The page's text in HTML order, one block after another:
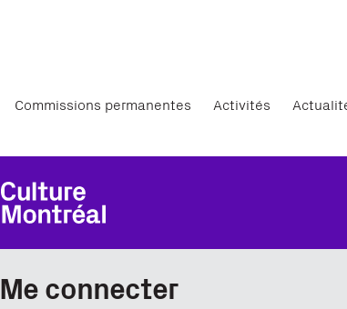
Commissions permanentes Activités
Me connecter